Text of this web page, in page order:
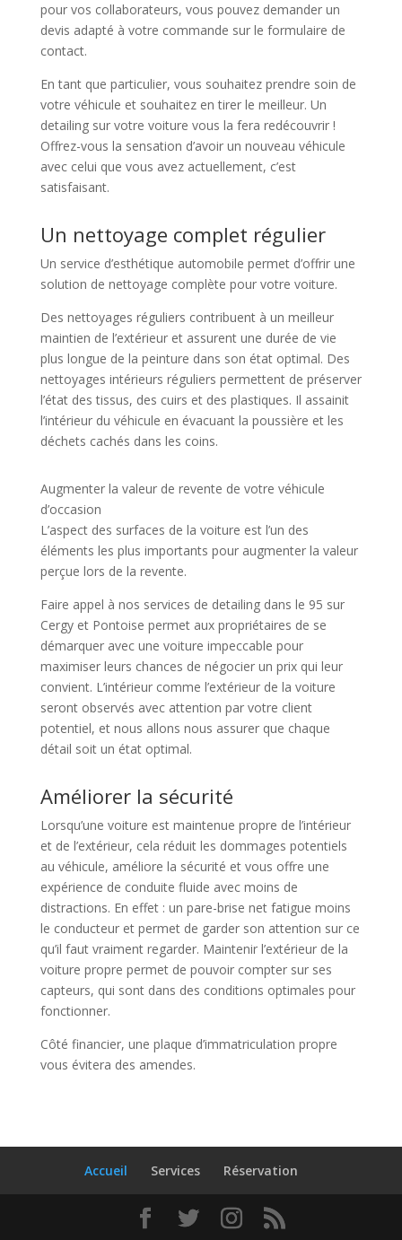
pour vos collaborateurs, vous pouvez demander un
devis adapté à votre commande sur le formulaire de
contact.
En tant que particulier, vous souhaitez prendre soin de
votre véhicule et souhaitez en tirer le meilleur. Un
detailing sur votre voiture vous la fera redécouvrir !
Offrez-vous la sensation d’avoir un nouveau véhicule
avec celui que vous avez actuellement, c’est
satisfaisant.
Un nettoyage complet régulier
Un service d’esthétique automobile permet d’offrir une
solution de nettoyage complète pour votre voiture.
Des nettoyages réguliers contribuent à un meilleur
maintien de l’extérieur et assurent une durée de vie
plus longue de la peinture dans son état optimal. Des
nettoyages intérieurs réguliers permettent de préserver
l’état des tissus, des cuirs et des plastiques. Il assainit
l’intérieur du véhicule en évacuant la poussière et les
déchets cachés dans les coins.
Augmenter la valeur de revente de votre véhicule
d’occasion
L’aspect des surfaces de la voiture est l’un des
éléments les plus importants pour augmenter la valeur
perçue lors de la revente.
Faire appel à nos services de detailing dans le 95 sur
Cergy et Pontoise permet aux propriétaires de se
démarquer avec une voiture impeccable pour
maximiser leurs chances de négocier un prix qui leur
convient. L’intérieur comme l’extérieur de la voiture
seront observés avec attention par votre client
potentiel, et nous allons nous assurer que chaque
détail soit un état optimal.
Améliorer la sécurité
Lorsqu’une voiture est maintenue propre de l’intérieur
et de l’extérieur, cela réduit les dommages potentiels
au véhicule, améliore la sécurité et vous offre une
expérience de conduite fluide avec moins de
distractions. En effet : un pare-brise net fatigue moins
le conducteur et permet de garder son attention sur ce
qu’il faut vraiment regarder. Maintenir l’extérieur de la
voiture propre permet de pouvoir compter sur ses
capteurs, qui sont dans des conditions optimales pour
fonctionner.
Côté financier, une plaque d’immatriculation propre
vous évitera des amendes.
Accueil Services Réservation